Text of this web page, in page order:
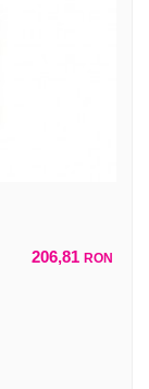
206,81 RON